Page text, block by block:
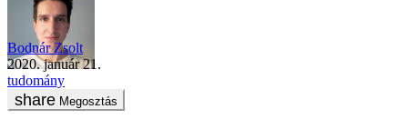
Bodnár Zsolt
2020. január 21.
tudomány
Megosztás